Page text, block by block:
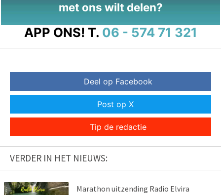
met ons wilt delen?
APP ONS! T. 06 - 574 71 321
Deel op Facebook
Post op X
Tip de redactie
VERDER IN HET NIEUWS:
Marathon uitzending Radio Elvira